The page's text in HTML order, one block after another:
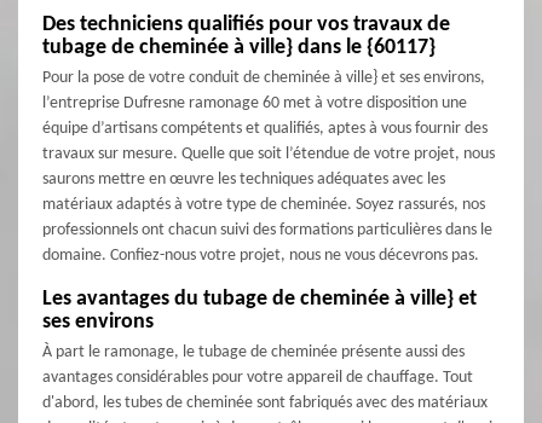
Des techniciens qualifiés pour vos travaux de
tubage de cheminée à ville} dans le {60117}
Pour la pose de votre conduit de cheminée à ville} et ses environs,
l’entreprise Dufresne ramonage 60 met à votre disposition une
équipe d’artisans compétents et qualifiés, aptes à vous fournir des
travaux sur mesure. Quelle que soit l’étendue de votre projet, nous
saurons mettre en œuvre les techniques adéquates avec les
matériaux adaptés à votre type de cheminée. Soyez rassurés, nos
professionnels ont chacun suivi des formations particulières dans le
domaine. Confiez-nous votre projet, nous ne vous décevrons pas.
Les avantages du tubage de cheminée à ville} et
ses environs
À part le ramonage, le tubage de cheminée présente aussi des
avantages considérables pour votre appareil de chauffage. Tout
d'abord, les tubes de cheminée sont fabriqués avec des matériaux